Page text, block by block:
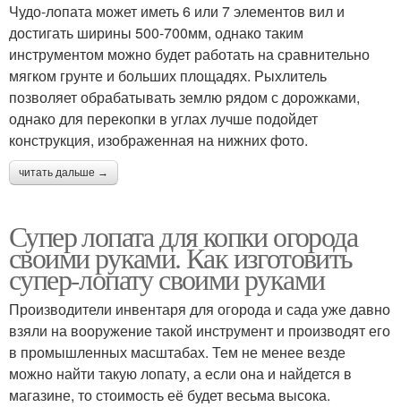
Чудо-лопата может иметь 6 или 7 элементов вил и
достигать ширины 500-700мм, однако таким
инструментом можно будет работать на сравнительно
мягком грунте и больших площадях. Рыхлитель
позволяет обрабатывать землю рядом с дорожками,
однако для перекопки в углах лучше подойдет
конструкция, изображенная на нижних фото.
читать дальше →
Супер лопата для копки огорода
своими руками. Как изготовить
супер-лопату своими руками
Производители инвентаря для огорода и сада уже давно
взяли на вооружение такой инструмент и производят его
в промышленных масштабах. Тем не менее везде
можно найти такую лопату, а если она и найдется в
магазине, то стоимость её будет весьма высока.